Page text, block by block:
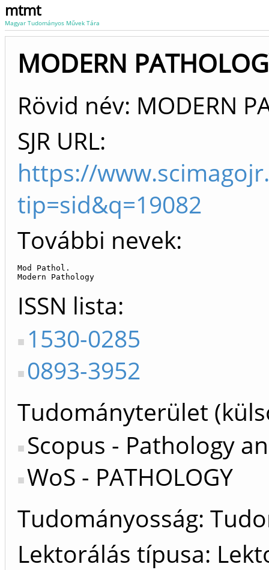
mtmt
Magyar Tudományos Művek Tára
MODERN
Rövid név: MODERN
SJR URL:
https://
tip=sid&q=19082
További nevek:
Mod Pathol.
Modern Pathology
ISSN lista
1530-0285
0893-3952
Tudományterület
Scopus - Pathology
WoS - PATHOLOGY
Tudományosság:
Lektorálás típusa: